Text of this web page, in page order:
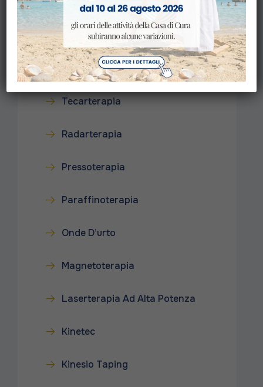
Ultrasuonoterapia
TENS
Tecarterapia
Radarterapia
Pressoterapia
Paraffinoterapia
Onde D’urto
Magnetoterapia
Laserterapia Ad Alta Potenza
Kinetec
Kinesio Taping